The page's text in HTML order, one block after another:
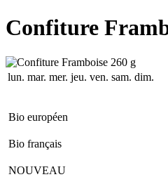
Confiture
lun. mar. mer. jeu. ven. sam. dim.
Bio européen
Bio français
NOUVEAU